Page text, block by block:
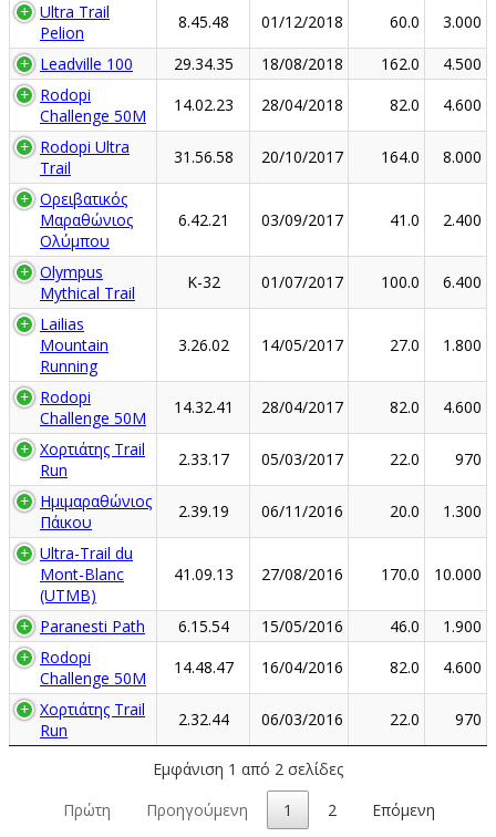
Ultra Trail
Pelion
8.45.48 01/12/2018 60.0
3.000
Leadville 100
29.34.35 18/08/2018 162.0
4.500
Rodopi
Challenge 50M
14.02.23 28/04/2018 82.0
4.600
Rodopi Ultra
Trail
31.56.58 20/10/2017 164.0
8.000
Ορειβατικός
Μαραθώνιος
Ολύμπου
6.42.21 03/09/2017 41.0 2.400
Olympus
Mythical Trail
K-32 01/07/2017 100.0
6.400
Lailias
Mountain
Running
3.26.02 14/05/2017 27.0 1.800
Rodopi
Challenge 50M
14.32.41 28/04/2017 82.0
4.600
Χορτιάτης Trail
Run
2.33.17 05/03/2017 22.0
970
Ημιμαραθώνιος
Πάικου
2.39.19 06/11/2016 20.0
1.300
Ultra-Trail du
Mont-Blanc
(UTMB)
41.09.13 27/08/2016 170.0 10.000
Paranesti Path 6.15.54 15/05/2016 46.0
1.900
Rodopi
Challenge 50M
14.48.47 16/04/2016 82.0
4.600
Χορτιάτης Trail
Run
2.32.44 06/03/2016 22.0 970
Εμφάνιση 1 από 2 σελίδες
Πρώτη
Προηγούμενη 1 2
Επόμενη